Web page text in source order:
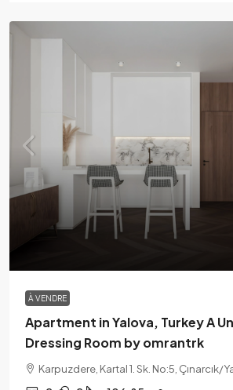
À VENDRE
Apartment in Yalova, Turkey A
Dressing Room by omrantrk
Karpuzdere, Kartal 1. Sk. No:5, Çınarcık/